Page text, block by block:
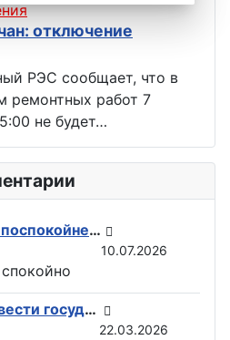
отключение
РЭС сообщает, что в
ремонтных работ 7
не будет…
В Горловке будет поспокойней: ВС РФ возвели флаги на всех ключевых точках при освобождении Константиновки
10.07.2026
В ДНР можно провести государственную регистрацию прав на недвижимость в электронном виде
22.03.2026